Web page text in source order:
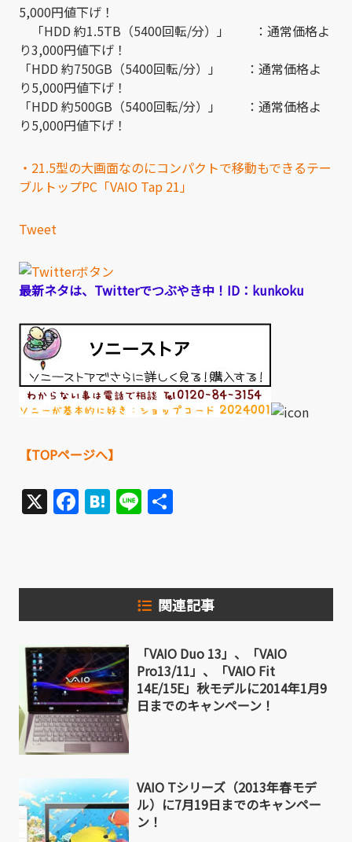
5,000円値下げ！
「HDD 約1.5TB（5400回転/分）」 ：通常価格よ
り3,000円値下げ！
「HDD 約750GB（5400回転/分）」 ：通常価格よ
り5,000円値下げ！
「HDD 約500GB（5400回転/分）」 ：通常価格よ
り5,000円値下げ！
・21.5型の大画面なのにコンパクトで移動もできるテー
ブルトップPC「VAIO Tap 21」
Tweet
最新ネタは、Twitterでつぶやき中！ID：kunkoku
【TOPページへ】
X Facebook
Hatena
Line
関連記事
「VAIO Duo 13」、「VAIO
Pro13/11」、「VAIO Fit
14E/15E」秋モデルに2014年1月9
日までのキャンペーン！
VAIO Tシリーズ（2013年春モデ
ル）に7月19日までのキャンペー
ン！